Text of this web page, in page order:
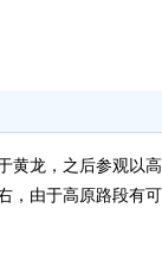
龙，之后参观以
由于高原路段有